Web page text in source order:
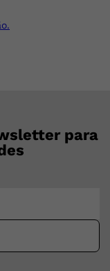
para